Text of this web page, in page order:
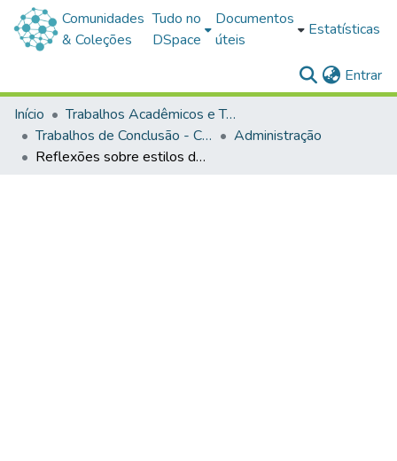
Comunidades
& Coleções
Tudo no
DSpace
Documentos
úteis
Estatísticas
Entrar
Início
Trabalhos Acadêmicos e Técnicos
Trabalhos de Conclusão - Cursos de Graduação
Administração
Reflexões sobre estilos de liderança feminina e masculina no contexto universitário